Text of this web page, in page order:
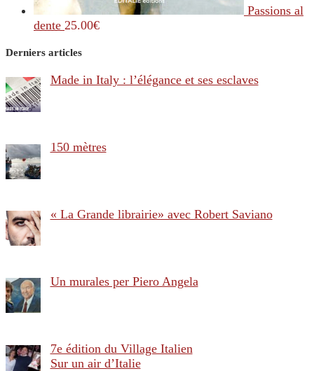
Passions al
dente 25.00€
Derniers articles
Made in Italy : l’élégance et ses esclaves
150 mètres
« La Grande librairie» avec Robert Saviano
Un murales per Piero Angela
7e édition du Village Italien
Sur un air d’Italie